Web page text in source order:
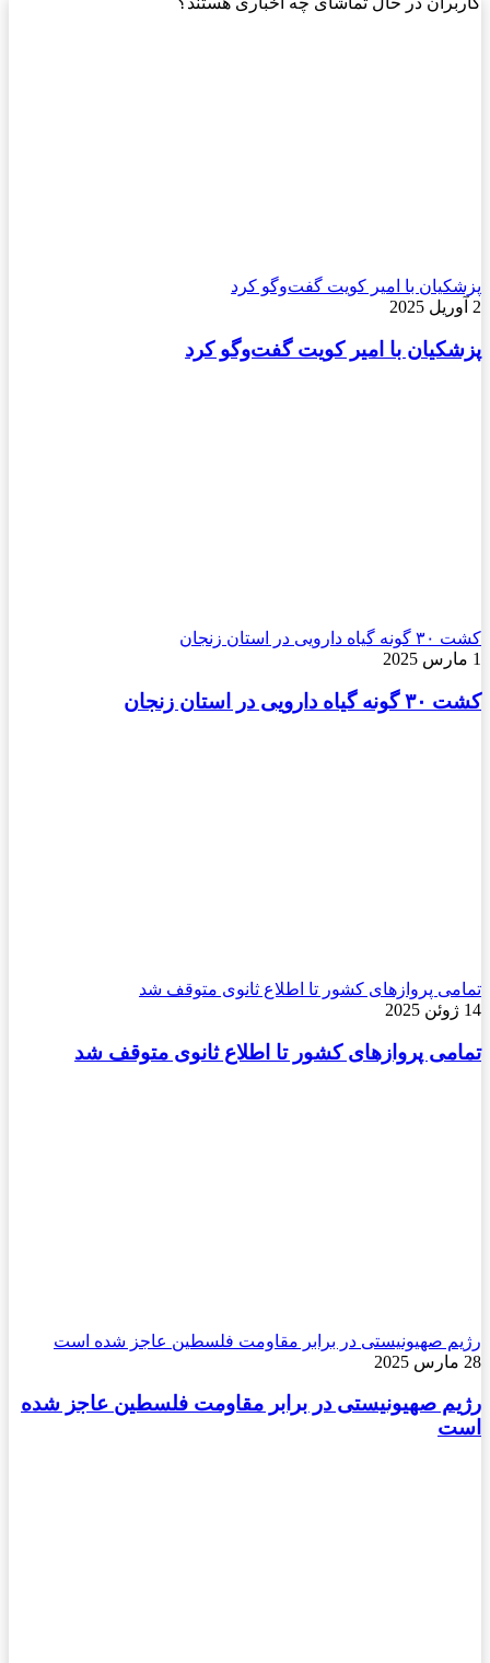
پزشکیان با امیر کویت گفت‌و‌گو کرد
2 آوریل 2025
پزشکیان با امیر کویت گفت‌و‌گو کرد
کشت ۳۰ گونه گیاه دارویی در استان زنجان
1 مارس 2025
کشت ۳۰ گونه گیاه دارویی در استان زنجان
تمامی پروازهای کشور تا اطلاع ثانوی متوقف شد
14 ژوئن 2025
تمامی پروازهای کشور تا اطلاع ثانوی متوقف شد
رژیم صهیونیستی در برابر مقاومت فلسطین عاجز شده است
28 مارس 2025
رژیم صهیونیستی در برابر مقاومت فلسطین عاجز شده
است